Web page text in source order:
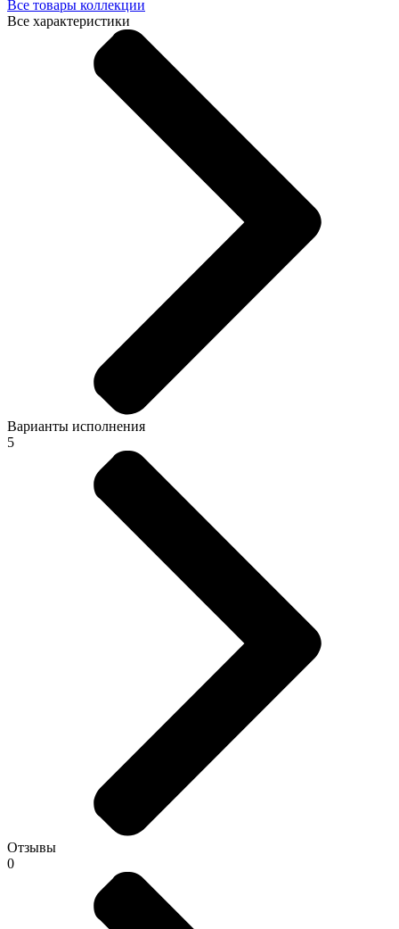
Все товары коллекции
Все характеристики
Варианты исполнения
5
Отзывы
0